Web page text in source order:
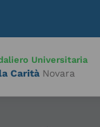
Universitaria
Carità Novara